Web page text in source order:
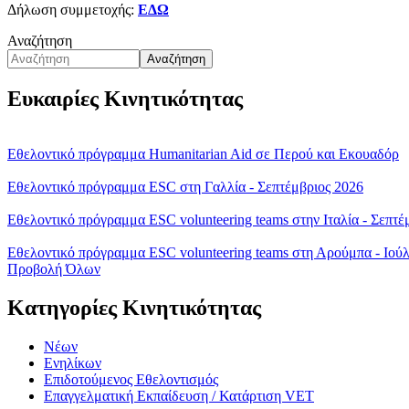
Δήλωση συμμετοχής: ΕΔΩ
Αναζήτηση
Αναζήτηση
Ευκαιρίες Κινητικότητας
Εθελοντικό πρόγραμμα Humanitarian Aid σε Περού και Εκουαδόρ
Εθελοντικό πρόγραμμα ESC στη Γαλλία - Σεπτέμβριος 2026
Εθελοντικό πρόγραμμα ESC volunteering teams στην Ιταλία -
Εθελοντικό πρόγραμμα ESC volunteering teams στη Αρούμπα -
Προβολή Όλων
Κατηγορίες Κινητικότητας
Νέων
Ενηλίκων
Επιδοτούμενος Εθελοντισμός
Επαγγελματική Εκπαίδευση / Κατάρτιση VET